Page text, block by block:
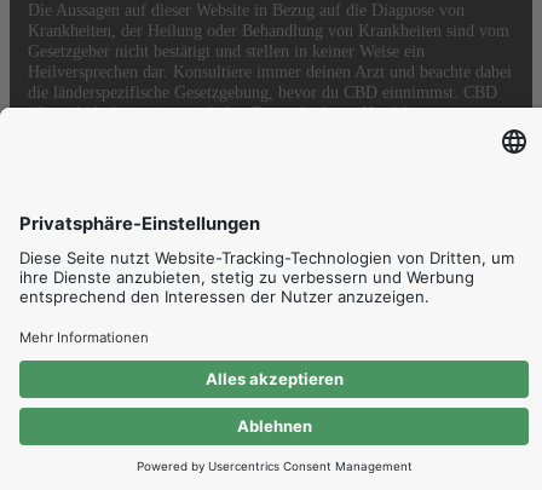
Die Aussagen auf dieser Website in Bezug auf die Diagnose von
Krankheiten, der Heilung oder Behandlung von Krankheiten sind vom
Gesetzgeber nicht bestätigt und stellen in keiner Weise ein
Heilversprechen dar. Konsultiere immer deinen Arzt und beachte dabei
die länderspezifische Gesetzgebung, bevor du CBD einnimmst. CBD
(Cannabidiol) ist ein natürlicher Bestandteil von Hanföl.
Proudly hosted in
Also found on:
Dein Warenkorb.
inkl. MwSt.